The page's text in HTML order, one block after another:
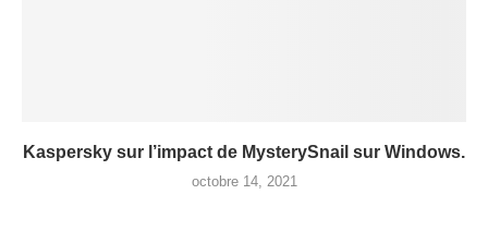
Kaspersky sur l’impact de MysterySnail sur Windows.
octobre 14, 2021